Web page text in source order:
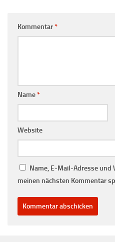
Kommentar*
Name*
Website
Name, E-Mail-Adresse und
meinen nächsten Kommentar